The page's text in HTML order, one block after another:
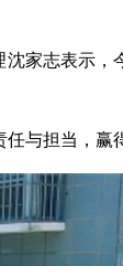
家志表示，
与担当，赢